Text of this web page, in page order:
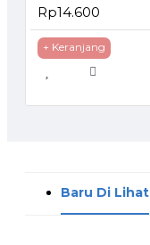
Rp14.600
+ Keranjang
Baru Di Lihat